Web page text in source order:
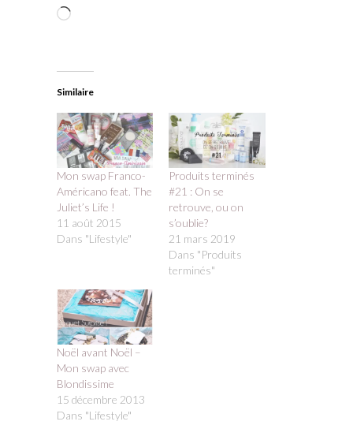
Similaire
Mon swap Franco-
Américano feat. The
Juliet’s Life !
11 août 2015
Dans "Lifestyle"
Produits terminés
#21 : On se
retrouve, ou on
s’oublie?
21 mars 2019
Dans "Produits
terminés"
Noël avant Noël –
Mon swap avec
Blondissime
15 décembre 2013
Dans "Lifestyle"